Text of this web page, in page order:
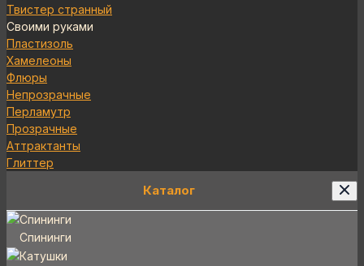
Твистер странный
Своими руками
Пластизоль
Хамелеоны
Флюры
Непрозрачные
Перламутр
Прозрачные
Аттрактанты
Глиттер
Каталог
Спининги